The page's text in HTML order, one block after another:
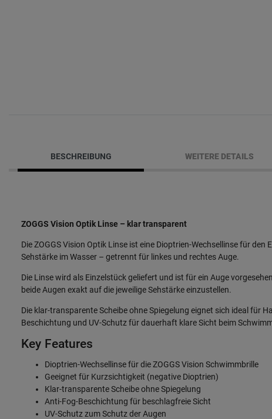
BESCHREIBUNG WEITERE DETAILS
ZOGGS Vision Optik Linse – klar transparent
Die ZOGGS Vision Optik Linse ist eine Dioptrien-Wechsellinse für
Sehstärke im Wasser – getrennt für linkes und rechtes Auge.
Die Linse wird als Einzelstück geliefert und ist für ein Auge
beide Augen exakt auf die jeweilige Sehstärke einzustellen.
Die klar-transparente Scheibe ohne Spiegelung eignet sich ideal für
Beschichtung und UV-Schutz für dauerhaft klare Sicht beim
Key Features
Dioptrien-Wechsellinse für die ZOGGS Vision Schwimmbrille
Geeignet für Kurzsichtigkeit (negative Dioptrien)
Klar-transparente Scheibe ohne Spiegelung
Anti-Fog-Beschichtung für beschlagfreie Sicht
UV-Schutz zum Schutz der Augen